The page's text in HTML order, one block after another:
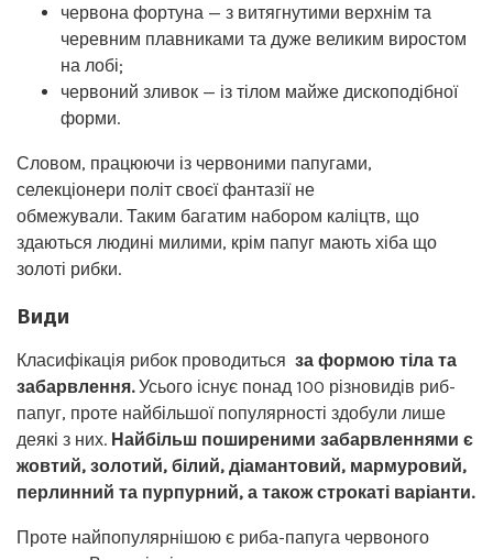
червона фортуна — з витягнутими верхнім та
черевним плавниками та дуже великим виростом
на лобі;
червоний зливок — із тілом майже дископодібної
форми.
Словом, працюючи із червоними папугами,
селекціонери політ своєї фантазії не
обмежували. Таким багатим набором каліцтв, що
здаються людині милими, крім папуг мають хіба що
золоті рибки.
Види
Класифікація рибок проводиться за формою тіла та
забарвлення.Усього існує понад 100 різновидів риб-
папуг, проте найбільшої популярності здобули лише
деякі з них. Найбільш поширеними забарвленнями є
жовтий, золотий, білий, діамантовий, мармуровий,
перлинний та пурпурний, а також строкаті варіанти.
Проте найпопулярнішою є риба-папуга червоного